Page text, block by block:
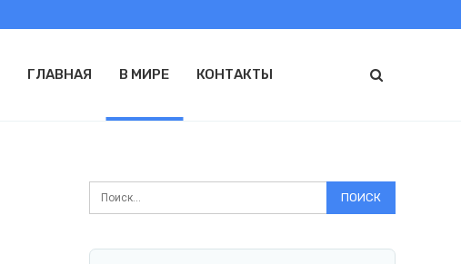
ГЛАВНАЯ В МИРЕ КОНТАКТЫ